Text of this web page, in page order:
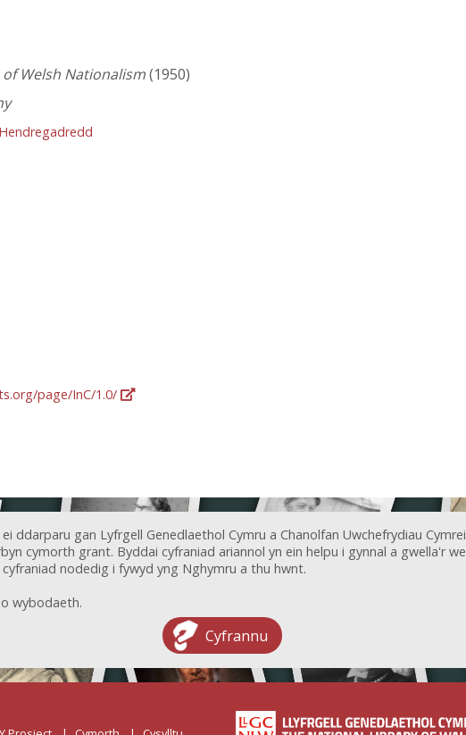
Welsh Nationalism(1950)
page/InC/1.0/
ddarparu gan Lyfrgell Genedlaethol Cymru a Chanolfan Uwchefrydiau
cymorth grant. Byddai cyfraniad ariannol yn ein helpu i gynnal a gwella'r
nodedig i fywyd yng Nghymru a thu hwnt.
wybodaeth.
Cyfrannu